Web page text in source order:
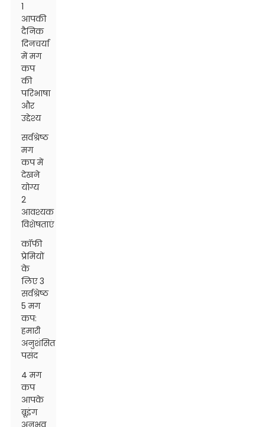
1
आपकी
दैनिक
दिनचर्या
में मग
कप
की
परिभाषा
और
उद्देश्य
सर्वश्रेष्ठ
मग
कप में
देखने
योग्य
2
आवश्यक
विशेषताएं
कॉफी
प्रेमियों
के
लिए 3
सर्वश्रेष्ठ
5 मग
कप:
हमारी
अनुशंसित
पसंद
4 मग
कप
आपके
ब्रूइंग
अनुभव